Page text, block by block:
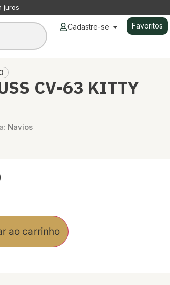
juros
Cadastre-se Favoritos
CV-63 KITTY
Navios
ao carrinho